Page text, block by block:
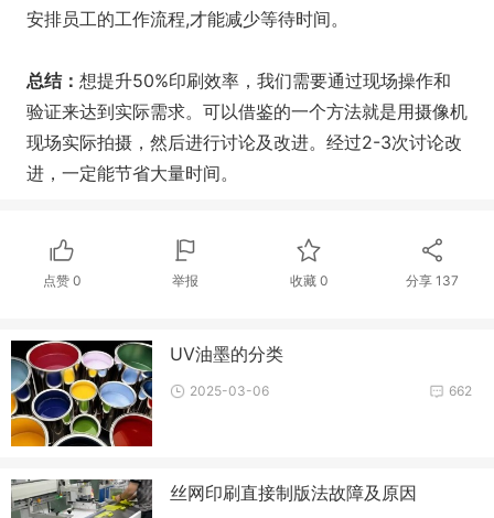
安排员工的工作流程,才能减少等待时间。
总结： 想提升50%印刷效率，我们需要通过现场操作和
验证来达到实际需求。可以借鉴的一个方法就是用摄像机
现场实际拍摄，然后进行讨论及改进。经过2-3次讨论改
进，一定能节省大量时间。
点赞 0 举报 收藏 0 分享 137
UV油墨的分类
662
2025-03-06
丝网印刷直接制版法故障及原因